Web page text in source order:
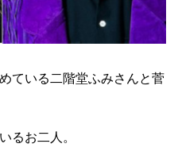
ている二階堂ふみさんと菅
るお二人。